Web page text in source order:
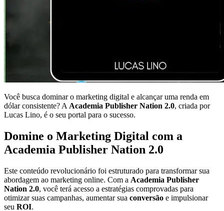
Você busca dominar o marketing digital e alcançar uma renda em
dólar consistente? A Academia Publisher Nation 2.0, criada por
Lucas Lino, é o seu portal para o sucesso.
Domine o Marketing Digital com a
Academia Publisher Nation 2.0
Este conteúdo revolucionário foi estruturado para transformar sua
abordagem ao marketing online. Com a Academia Publisher
Nation 2.0, você terá acesso a estratégias comprovadas para
otimizar suas campanhas, aumentar sua conversão e impulsionar
seu ROI.